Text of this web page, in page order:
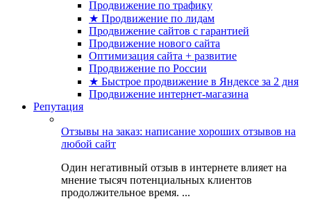
Продвижение по трафику
★ Продвижение по лидам
Продвижение сайтов с гарантией
Продвижение нового сайта
Оптимизация сайта + развитие
Продвижение по России
★ Быстрое продвижение в Яндексе за 2 дня
Продвижение интернет-магазина
Репутация
Отзывы на заказ: написание хороших отзывов на
любой сайт
Один негативный отзыв в интернете влияет на
мнение тысяч потенциальных клиентов
продолжительное время. ...